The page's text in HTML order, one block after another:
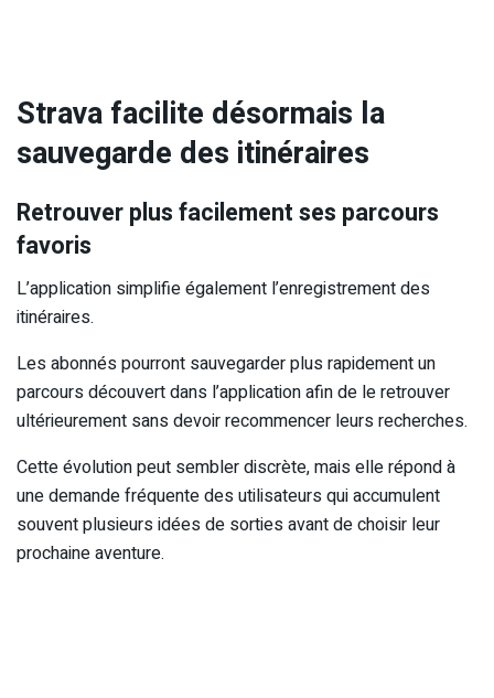
Strava facilite désormais la
sauvegarde des itinéraires
Retrouver plus facilement ses parcours
favoris
L’application simplifie également l’enregistrement des
itinéraires.
Les abonnés pourront sauvegarder plus rapidement un
parcours découvert dans l’application afin de le retrouver
ultérieurement sans devoir recommencer leurs recherches.
Cette évolution peut sembler discrète, mais elle répond à
une demande fréquente des utilisateurs qui accumulent
souvent plusieurs idées de sorties avant de choisir leur
prochaine aventure.